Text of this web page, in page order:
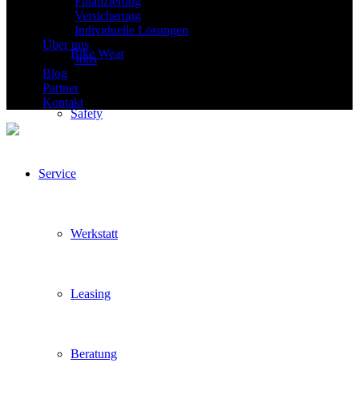
Bike Wear
Safety
Service
Werkstatt
Leasing
Beratung
Versicherung
Individuelle Lösungen
Über uns
Jobs
Blog
Partner
Kontakt